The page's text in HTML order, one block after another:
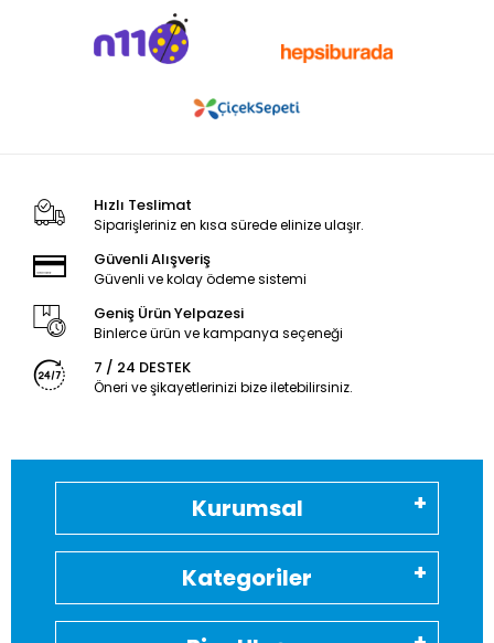
Hızlı Teslimat
Siparişleriniz en kısa sürede elinize ulaşır.
Güvenli Alışveriş
Güvenli ve kolay ödeme sistemi
Geniş Ürün Yelpazesi
Binlerce ürün ve kampanya seçeneği
7 / 24 DESTEK
Öneri ve şikayetlerinizi bize iletebilirsiniz.
Kurumsal
Kategoriler